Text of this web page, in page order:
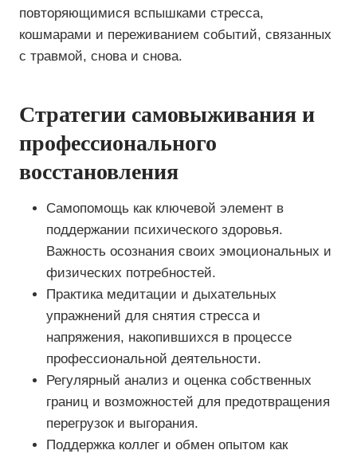
повторяющимися вспышками стресса,
кошмарами и переживанием событий, связанных
с травмой, снова и снова.
Стратегии самовыживания и
профессионального
восстановления
Самопомощь как ключевой элемент в
поддержании психического здоровья.
Важность осознания своих эмоциональных и
физических потребностей.
Практика медитации и дыхательных
упражнений для снятия стресса и
напряжения, накопившихся в процессе
профессиональной деятельности.
Регулярный анализ и оценка собственных
границ и возможностей для предотвращения
перегрузок и выгорания.
Поддержка коллег и обмен опытом как